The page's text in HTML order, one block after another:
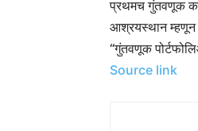
प्रथमच गुंतवणूक
आश्रयस्थान म्हणून
“गुंतवणूक
Source link